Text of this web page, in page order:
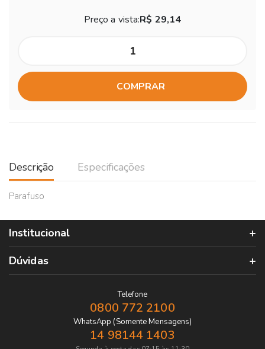
Preço a vista:R$ 29,14
COMPRAR
Descrição Especificações
Parafuso
Institucional
Dúvidas
Telefone
0800 772 2100
WhatsApp (Somente Mensagens)
14 98144 1403